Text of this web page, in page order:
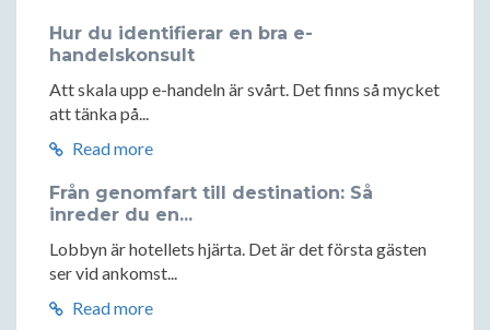
Hur du identifierar en bra e-
handelskonsult
Att skala upp e-handeln är svårt. Det finns så mycket
att tänka på...
Read more
Från genomfart till destination: Så
inreder du en...
Lobbyn är hotellets hjärta. Det är det första gästen
ser vid ankomst...
Read more